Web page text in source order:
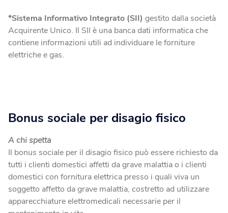
*Sistema Informativo Integrato (SII) gestito dalla società
Acquirente Unico. Il SII è una banca dati informatica che
contiene informazioni utili ad individuare le forniture
elettriche e gas.
Bonus sociale per disagio fisico
A chi spetta
Il bonus sociale per il disagio fisico può essere richiesto da
tutti i clienti domestici affetti da grave malattia o i clienti
domestici con fornitura elettrica presso i quali viva un
soggetto affetto da grave malattia, costretto ad utilizzare
apparecchiature elettromedicali necessarie per il